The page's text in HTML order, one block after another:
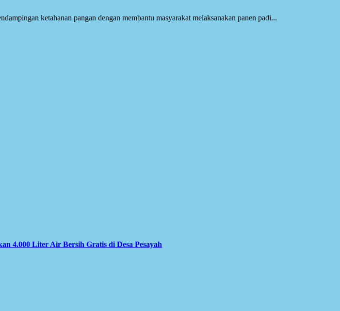
ketahanan pangan dengan membantu masyarakat melaksanakan panen padi...
4.000 Liter Air Bersih Gratis di Desa Pesayah